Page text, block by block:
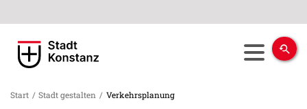
Start / Stadt gestalten / Verkehrsplanung